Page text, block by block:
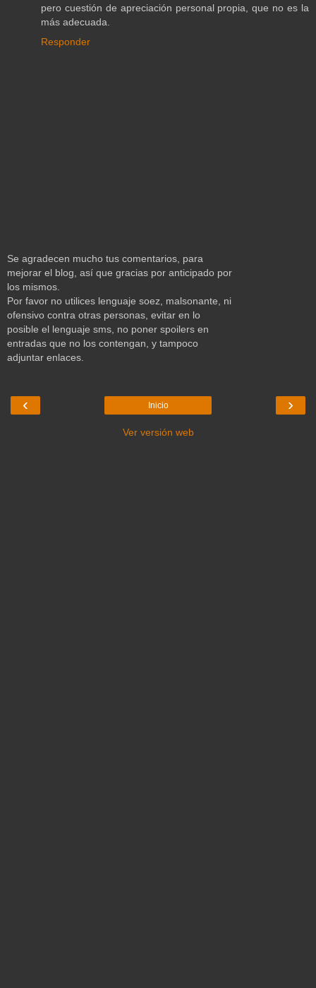
pero cuestión de apreciación personal propia, que no es la
más adecuada.
Responder
Se agradecen mucho tus comentarios, para
mejorar el blog, así que gracias por anticipado por
los mismos.
Por favor no utilices lenguaje soez, malsonante, ni
ofensivo contra otras personas, evitar en lo
posible el lenguaje sms, no poner spoilers en
entradas que no los contengan, y tampoco
adjuntar enlaces.
‹ ›
Inicio
Ver versión web